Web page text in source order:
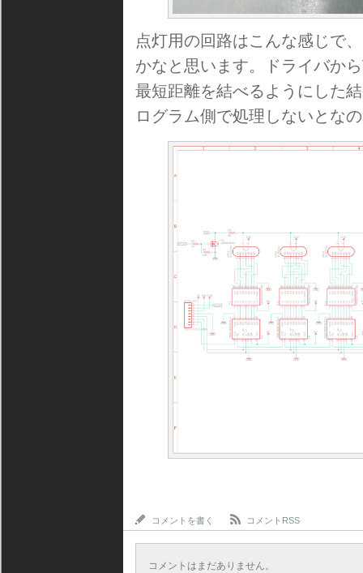
点灯用の回路はこんな感じで
かなと思います。ドライバか
最短距離を結べるようにした
ログラム側で処理しないとな
コメントを書く コメントRSS
コメントはまだありません。